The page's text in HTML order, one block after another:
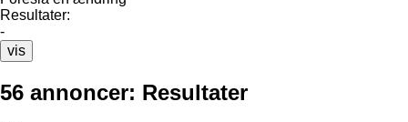
Resultater:
-
vis
56 annoncer: Resultater